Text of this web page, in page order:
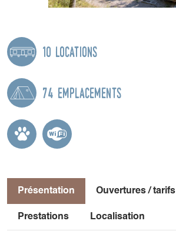
10 locations
74 emplacements
Présentation Ouvertures / tarifs
Prestations Localisation